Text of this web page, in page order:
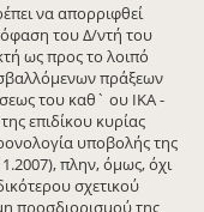
να απορριφθεί
του Δ/ντή του
ως προς το λοιπό
πράξεων
του καθ` ου ΙΚΑ -
επιδίκου κυρίας
υποβολής της
πλην, όμως, όχι
σχετικού
προσδιορισμού της